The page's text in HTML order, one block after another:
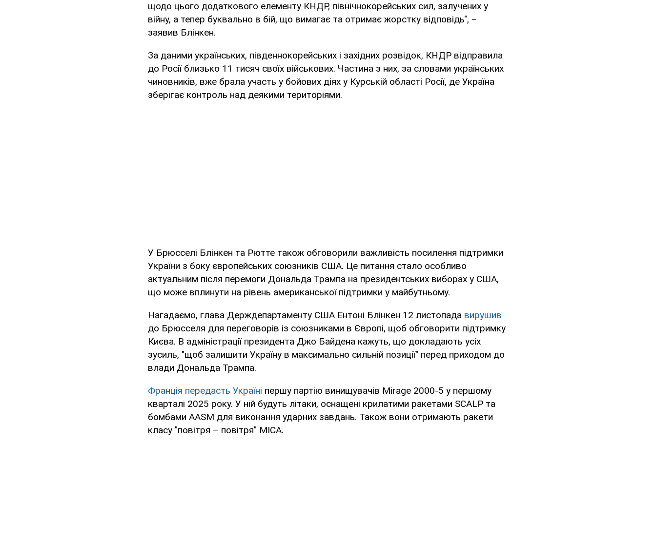
щодо цього додаткового елементу КНДР, північнокорейських сил, залучених у
війну, а тепер буквально в бій, що вимагає та отримає жорстку відповідь", –
заявив Блінкен.
За даними українських, південнокорейських і західних розвідок, КНДР відправила
до Росії близько 11 тисяч своїх військових. Частина з них, за словами українських
чиновників, вже брала участь у бойових діях у Курській області Росії, де Україна
зберігає контроль над деякими територіями.
У Брюсселі Блінкен та Рютте також обговорили важливість посилення підтримки
України з боку європейських союзників США. Це питання стало особливо
актуальним після перемоги Дональда Трампа на президентських виборах у США,
що може вплинути на рівень американської підтримки у майбутньому.
Нагадаємо, глава Держдепартаменту США Ентоні Блінкен 12 листопада вирушив
до Брюсселя для переговорів із союзниками в Європі, щоб обговорити підтримку
Києва. В адміністрації президента Джо Байдена кажуть, що докладають усіх
зусиль, "щоб залишити Україну в максимально сильній позиції" перед приходом до
влади Дональда Трампа.
Франція передасть Україні першу партію винищувачів Mirage 2000-5 у першому
кварталі 2025 року. У ній будуть літаки, оснащені крилатими ракетами SCALP та
бомбами AASM для виконання ударних завдань. Також вони отримають ракети
класу "повітря – повітря" MICA.